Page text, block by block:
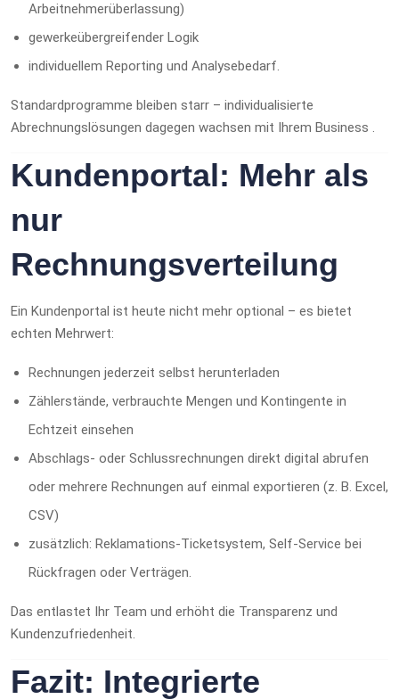
Arbeitnehmerüberlassung)
gewerkeübergreifender Logik
individuellem Reporting und Analysebedarf.
Standardprogramme bleiben starr – individualisierte
Abrechnungslösungen dagegen wachsen mit Ihrem Business .
Kundenportal: Mehr als
nur
Rechnungsverteilung
Ein Kundenportal ist heute nicht mehr optional – es bietet
echten Mehrwert:
Rechnungen jederzeit selbst herunterladen
Zählerstände, verbrauchte Mengen und Kontingente in
Echtzeit einsehen
Abschlags‑ oder Schlussrechnungen direkt digital abrufen
oder mehrere Rechnungen auf einmal exportieren (z. B. Excel,
CSV)
zusätzlich: Reklamations‑Ticketsystem, Self‑Service bei
Rückfragen oder Verträgen.
Das entlastet Ihr Team und erhöht die Transparenz und
Kundenzufriedenheit.
Fazit: Integrierte